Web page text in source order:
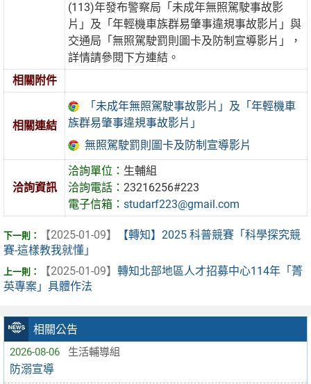
相關公告
2026-08-06 生活輔導組
防溺宣導
(113)年發布警察局「未成年無照駕駛事故影
片」及「年輕機車族群易肇事違規事故影片」與
交通局「無照駕駛罰則圖卡及防制宣導影片」，
詳情請參閱下方連結。
相關附件
相關連結
「未成年無照駕駛事故影片」及「年輕機車
族群易肇事違規事故影片」
無照駕駛罰則圖卡及防制宣導影片
洽詢資訊
洽詢單位： 生輔組
洽詢電話：23216256#223
電子信箱：studarf223@gmail.com
【2025-01-09】
【轉知】2025 科普競賽「科學探究競
賽-這樣教我就懂」
【2025-01-09】 轉知北部地區人才招募中心114年「菁
英專案」具體作法